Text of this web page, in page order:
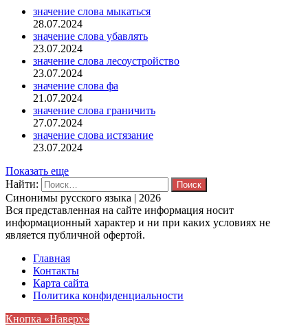
значение слова мыкаться
28.07.2024
значение слова убавлять
23.07.2024
значение слова лесоустройство
23.07.2024
значение слова фа
21.07.2024
значение слова граничить
27.07.2024
значение слова истязание
23.07.2024
Показать еще
Найти:
Синонимы русского языка | 2026
Вся представленная на сайте информация носит
информационный характер и ни при каких условиях не
является публичной офертой.
Главная
Контакты
Карта сайта
Политика конфиденциальности
Кнопка «Наверх»